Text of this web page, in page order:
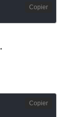
Copier
.
Copier